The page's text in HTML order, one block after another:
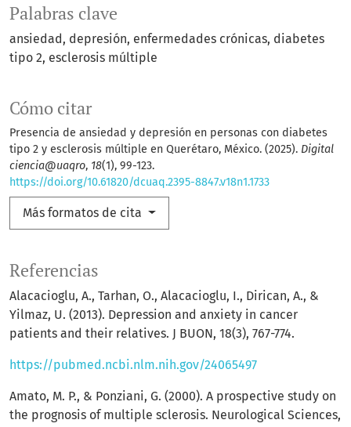
Palabras clave
ansiedad depresión enfermedades crónicas diabetes
tipo 2 esclerosis múltiple
Cómo citar
Presencia de ansiedad y depresión en personas con diabetes
tipo 2 y esclerosis múltiple en Querétaro, México. (2025). Digital
ciencia@uaqro, 18(1), 99-123.
https://doi.org/10.61820/dcuaq.2395-8847.v18n1.1733
Más formatos de cita
Referencias
Alacacioglu, A., Tarhan, O., Alacacioglu, I., Dirican, A., &
Yilmaz, U. (2013). Depression and anxiety in cancer
patients and their relatives. J BUON, 18(3), 767-774.
https://pubmed.ncbi.nlm.nih.gov/24065497
Amato, M. P., & Ponziani, G. (2000). A prospective study on
the prognosis of multiple sclerosis. Neurological Sciences,